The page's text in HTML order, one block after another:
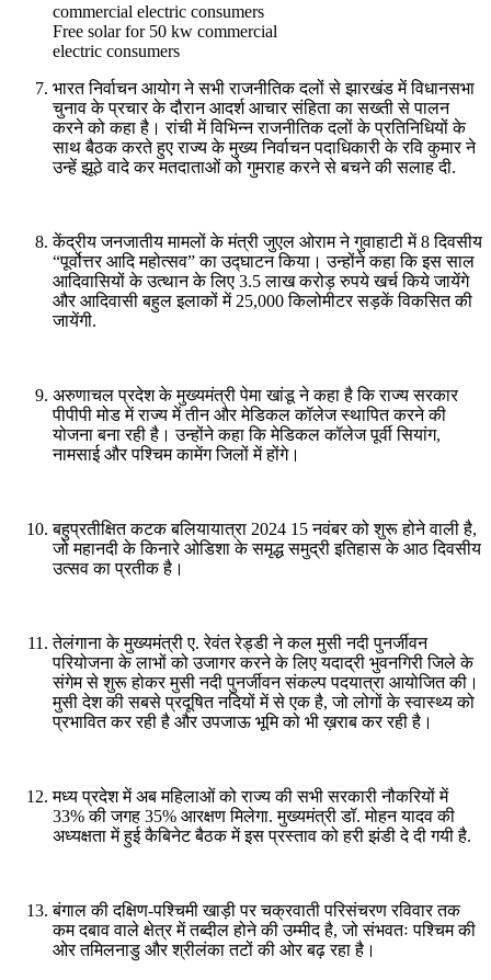
Free solar for 50 kw commercial
electric consumers
भारत निर्वाचन आयोग ने सभी राजनीतिक दलों से झारखंड में विधानसभा
चुनाव के प्रचार के दौरान आदर्श आचार संहिता का सख्ती से पालन
करने को कहा है। रांची में विभिन्न राजनीतिक दलों के प्रतिनिधियों के
साथ बैठक करते हुए राज्य के मुख्य निर्वाचन पदाधिकारी के रवि कुमार ने
उन्हें झूठे वादे कर मतदाताओं को गुमराह करने से बचने की सलाह दी.
केंद्रीय जनजातीय मामलों के मंत्री जुएल ओराम ने गुवाहाटी में 8 दिवसीय
“पूर्वोत्तर आदि महोत्सव” का उद्घाटन किया। उन्होंने कहा कि इस साल
आदिवासियों के उत्थान के लिए 3.5 लाख करोड़ रुपये खर्च किये जायेंगे
और आदिवासी बहुल इलाकों में 25,000 किलोमीटर सड़कें विकसित की
जायेंगी.
अरुणाचल प्रदेश के मुख्यमंत्री पेमा खांडू ने कहा है कि राज्य सरकार
पीपीपी मोड में राज्य में तीन और मेडिकल कॉलेज स्थापित करने की
योजना बना रही है। उन्होंने कहा कि मेडिकल कॉलेज पूर्वी सियांग,
नामसाई और पश्चिम कामेंग जिलों में होंगे।
बहुप्रतीक्षित कटक बलियायात्रा 2024 15 नवंबर को शुरू होने वाली है,
जो महानदी के किनारे ओडिशा के समृद्ध समुद्री इतिहास के आठ दिवसीय
उत्सव का प्रतीक है।
तेलंगाना के मुख्यमंत्री ए. रेवंत रेड्डी ने कल मुसी नदी पुनर्जीवन
परियोजना के लाभों को उजागर करने के लिए यदाद्री भुवनगिरी जिले के
संगेम से शुरू होकर मुसी नदी पुनर्जीवन संकल्प पदयात्रा आयोजित की।
मुसी देश की सबसे प्रदूषित नदियों में से एक है, जो लोगों के स्वास्थ्य को
प्रभावित कर रही है और उपजाऊ भूमि को भी ख़राब कर रही है।
मध्य प्रदेश में अब महिलाओं को राज्य की सभी सरकारी नौकरियों में
33% की जगह 35% आरक्षण मिलेगा. मुख्यमंत्री डॉ. मोहन यादव की
अध्यक्षता में हुई कैबिनेट बैठक में इस प्रस्ताव को हरी झंडी दे दी गयी है.
बंगाल की दक्षिण-पश्चिमी खाड़ी पर चक्रवाती परिसंचरण रविवार तक
कम दबाव वाले क्षेत्र में तब्दील होने की उम्मीद है, जो संभवतः पश्चिम की
ओर तमिलनाडु और श्रीलंका तटों की ओर बढ़ रहा है।